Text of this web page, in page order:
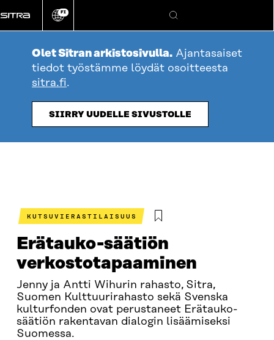
suoraan
sisältöön
Vaihda
kieli
FI
Hae
Olet Sitran arkistosivulla. Ajantasaiset
tiedot työstämme löydät osoitteesta
sitra.fi.
SIIRRY UUDELLE SIVUSTOLLE
KUTSUVIERASTILAISUUS
Erätauko-säätiön
verkostotapaaminen
Jenny ja Antti Wihurin rahasto, Sitra,
Suomen Kulttuurirahasto sekä Svenska
kulturfonden ovat perustaneet Erätauko-
säätiön rakentavan dialogin lisäämiseksi
Suomessa.